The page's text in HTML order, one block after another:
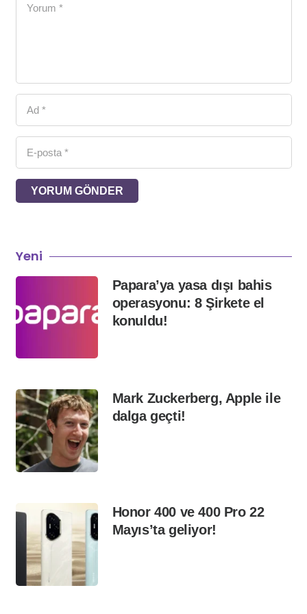
YORUM GÖNDER
Yeni
Papara’ya yasa dışı bahis
operasyonu: 8 Şirkete el
konuldu!
Mark Zuckerberg, Apple ile
dalga geçti!
Honor 400 ve 400 Pro 22
Mayıs’ta geliyor!